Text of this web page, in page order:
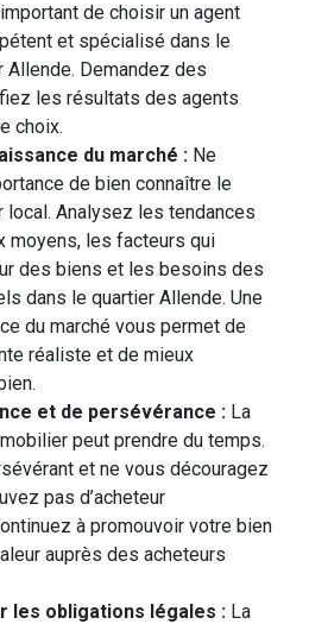
de choisir un agent
et spécialisé dans le
Allende. Demandez des
les résultats des agents
choix.
du marché : Ne
de bien connaître le
local. Analysez les tendances
moyens, les facteurs qui
des biens et les besoins des
dans le quartier Allende. Une
du marché vous permet de
réaliste et de mieux
et de persévérance : La
peut prendre du temps.
et ne vous découragez
pas d’acheteur
à promouvoir votre bien
auprès des acheteurs
les obligations légales : La